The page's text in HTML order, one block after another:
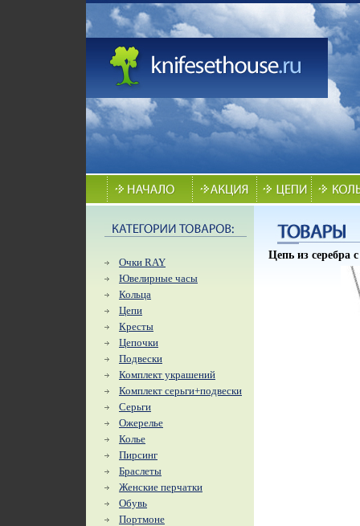
Очки RAY
Ювелирные часы
Кольца
Цепи
Кресты
Цепочки
Подвески
Комплект украшений
Комплект серьги+подвески
Серьги
Ожерелье
Колье
Пирсинг
Браслеты
Женские перчатки
Обувь
Портмоне
Цепь из серебра